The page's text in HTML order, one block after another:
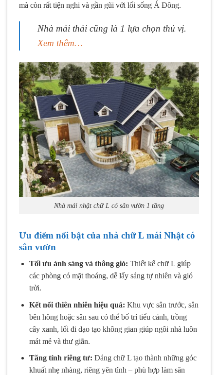
mà còn rất tiện nghi và gần gũi với lối sống Á Đông.
Nhà mái thái cũng là 1 lựa chọn thú vị.
Xem thêm…
Nhà mái nhật chữ L có sân vườn 1 tầng
Ưu điểm nổi bật của nhà chữ L mái Nhật có
sân vườn
Tối ưu ánh sáng và thông gió: Thiết kế chữ L giúp
các phòng có mặt thoáng, dễ lấy sáng tự nhiên và gió
trời.
Kết nối thiên nhiên hiệu quả: Khu vực sân trước, sân
bên hông hoặc sân sau có thể bố trí tiểu cảnh, trồng
cây xanh, lối đi dạo tạo không gian giúp ngôi nhà luôn
mát mẻ và thư giãn.
Tăng tính riêng tư: Dáng chữ L tạo thành những góc
khuất nhẹ nhàng, riêng yên tĩnh – phù hợp làm sân